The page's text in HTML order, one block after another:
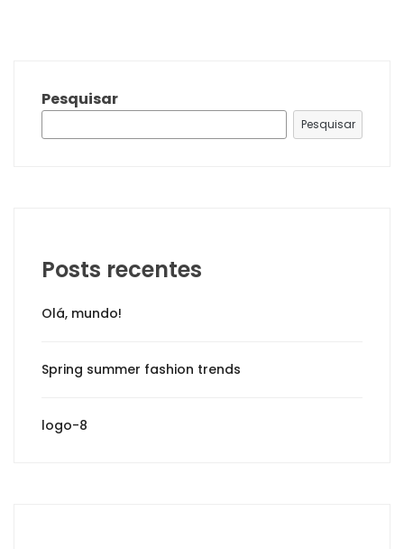
Pesquisar
Pesquisar
Posts recentes
Olá, mundo!
Spring summer fashion trends
logo-8